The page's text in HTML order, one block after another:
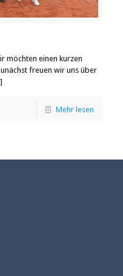
möchten einen kurzen
freuen wir uns über
Mehr lesen